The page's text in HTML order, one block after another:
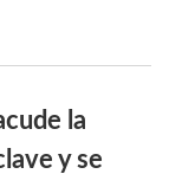
la
y se